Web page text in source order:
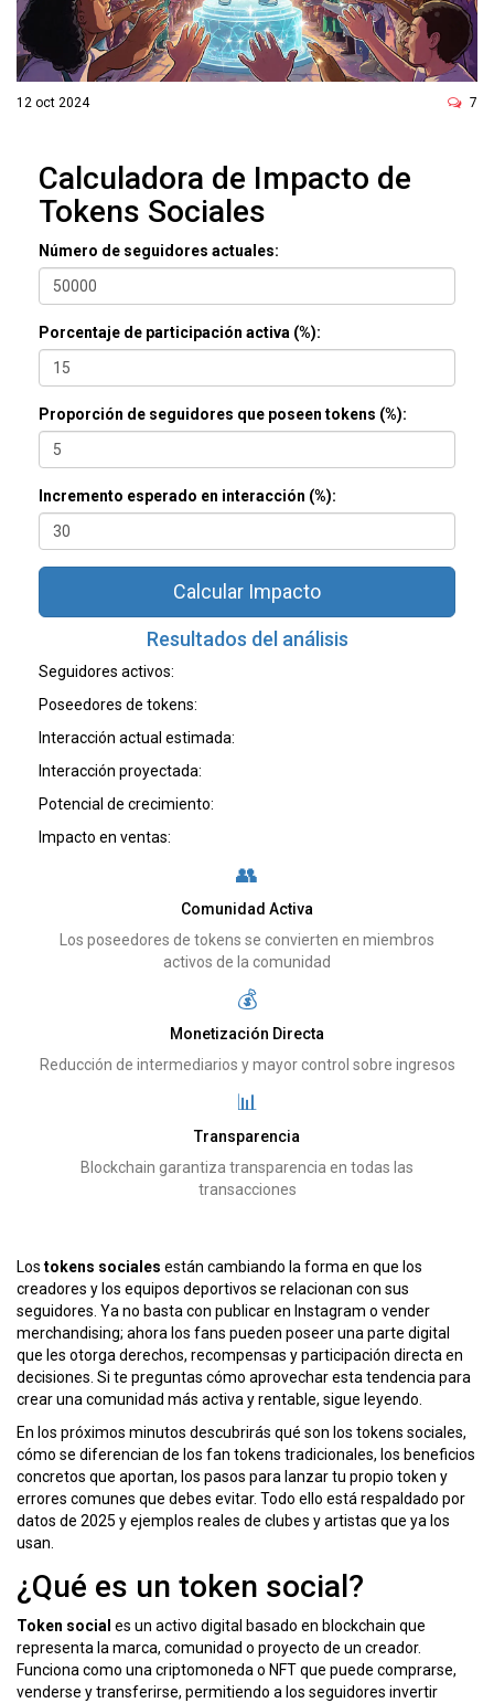
ó
12 oct 2024 7
Calculadora de Impacto de
Tokens Sociales
Número de seguidores actuales:
Porcentaje de participación activa (%):
Proporción de seguidores que poseen tokens (%):
Incremento esperado en interacción (%):
Calcular Impacto
Resultados del análisis
Seguidores activos:
Poseedores de tokens:
Interacción actual estimada:
Interacción proyectada:
Potencial de crecimiento:
Impacto en ventas:
👥
Comunidad Activa
Los poseedores de tokens se convierten en miembros
activos de la comunidad
💰
Monetización Directa
Reducción de intermediarios y mayor control sobre ingresos
📊
Transparencia
Blockchain garantiza transparencia en todas las
transacciones
Los tokens sociales están cambiando la forma en que los
creadores y los equipos deportivos se relacionan con sus
seguidores. Ya no basta con publicar en Instagram o vender
merchandising; ahora los fans pueden poseer una parte digital
que les otorga derechos, recompensas y participación directa en
decisiones. Si te preguntas cómo aprovechar esta tendencia para
crear una comunidad más activa y rentable, sigue leyendo.
En los próximos minutos descubrirás qué son los tokens sociales,
cómo se diferencian de los fan tokens tradicionales, los beneficios
concretos que aportan, los pasos para lanzar tu propio token y
errores comunes que debes evitar. Todo ello está respaldado por
datos de 2025 y ejemplos reales de clubes y artistas que ya los
usan.
¿Qué es un token social?
Token social es un activo digital basado en blockchain que
representa la marca, comunidad o proyecto de un creador.
Funciona como una criptomoneda o NFT que puede comprarse,
venderse y transferirse, permitiendo a los seguidores invertir